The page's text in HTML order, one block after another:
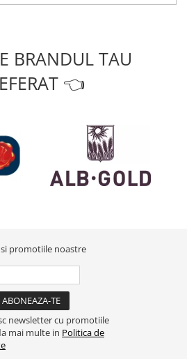
BRANDUL TAU
👈
promotiile noastre
newsletter cu promotiile
mai multe in Politica de